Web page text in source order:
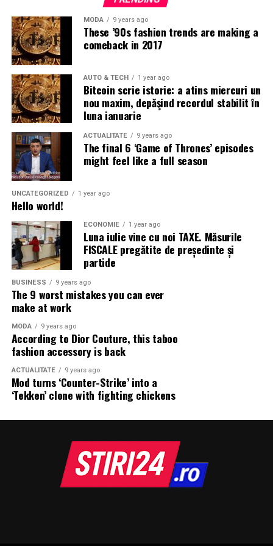
numquam eius
modi tempora incidunt ut labore
et
dolore magnam aliquam quaerat voluptatem. Ut enim ad
minima veniam, quis nostrum exercitationem ullam
commodi consequatur.
At vero eos et accusamus et iusto odio dignissimos
ducimus qui blanditiis praesentium voluptatum deleniti
atque corrupti quos dolores et quasmolestias excepturi
sintoccaecati cupiditate non provident, similique sunt
in culpa qui officia deserunt mollitia animi, id est
laborum et dolorum fuga.
MODA 9 years ago
These ’90s fashion trends are making a
comeback in 2017
AUTO & TECH 1 year ago
Bitcoin scrie istorie: a atins miercuri un
nou maxim, depăşind recordul stabilit în
luna ianuarie
ACTUALITATE 9 years ago
The final 6 ‘Game of Thrones’ episodes
might feel like a full season
UNCATEGORIZED 1 year ago
Hello world!
ECONOMIE 1 year ago
Luna iulie vine cu noi TAXE. Măsurile
FISCALE pregătite de președinte și
partide
BUSINESS 9 years ago
The 9 worst mistakes you can ever
make at work
MODA 9 years ago
According to Dior Couture, this taboo
fashion accessory is back
ACTUALITATE 9 years ago
Mod turns ‘Counter-Strike’ into a
‘Tekken’ clone with fighting chickens